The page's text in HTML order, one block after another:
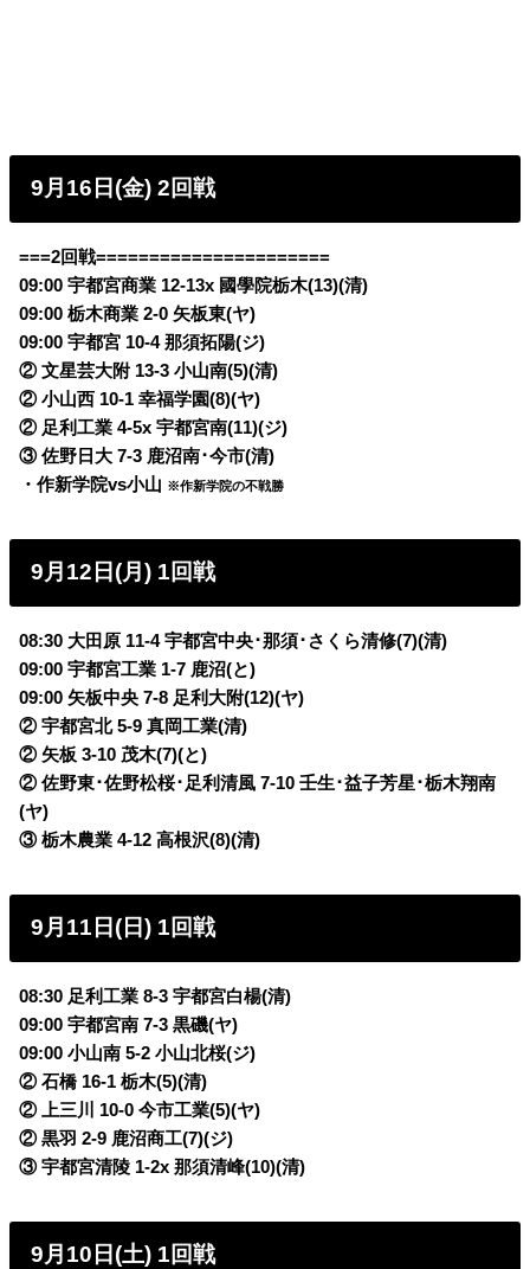
9月16日(金) 2回戦
===2回戦======================
09:00 宇都宮商業 12-13x 國學院栃木(13)(清)
09:00 栃木商業 2-0 矢板東(ヤ)
09:00 宇都宮 10-4 那須拓陽(ジ)
② 文星芸大附 13-3 小山南(5)(清)
② 小山西 10-1 幸福学園(8)(ヤ)
② 足利工業 4-5x 宇都宮南(11)(ジ)
③ 佐野日大 7-3 鹿沼南･今市(清)
・作新学院vs小山 ※作新学院の不戦勝
9月12日(月) 1回戦
08:30 大田原 11-4 宇都宮中央･那須･さくら清修(7)(清)
09:00 宇都宮工業 1-7 鹿沼(と)
09:00 矢板中央 7-8 足利大附(12)(ヤ)
② 宇都宮北 5-9 真岡工業(清)
② 矢板 3-10 茂木(7)(と)
② 佐野東･佐野松桜･足利清風 7-10 壬生･益子芳星･栃木翔南
(ヤ)
③ 栃木農業 4-12 高根沢(8)(清)
9月11日(日) 1回戦
08:30 足利工業 8-3 宇都宮白楊(清)
09:00 宇都宮南 7-3 黒磯(ヤ)
09:00 小山南 5-2 小山北桜(ジ)
② 石橋 16-1 栃木(5)(清)
② 上三川 10-0 今市工業(5)(ヤ)
② 黒羽 2-9 鹿沼商工(7)(ジ)
③ 宇都宮清陵 1-2x 那須清峰(10)(清)
9月10日(土) 1回戦